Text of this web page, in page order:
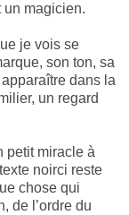
un magicien.
je vois se
son ton, sa
dans la
un regard
petit miracle à
noirci reste
chose qui
de l’ordre du